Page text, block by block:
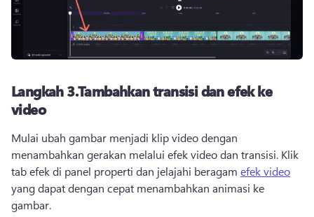
Langkah 3.Tambahkan transisi dan efek ke
video
Mulai ubah gambar menjadi klip video dengan
menambahkan gerakan melalui efek video dan transisi. Klik
tab efek di panel properti dan jelajahi beragam efek video
yang dapat dengan cepat menambahkan animasi ke
gambar.